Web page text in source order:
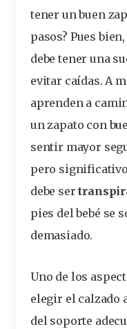
tener un buen
pasos? Pues
debe tener una
evitar caídas. A
aprenden a
un zapato con
sentir mayor
pero
debe ser
pies del bebé se
demasiado.
Uno de los
elegir el calzado
del soporte